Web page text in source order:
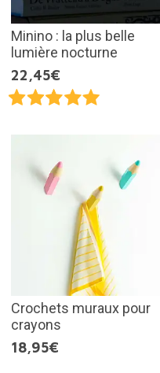
Minino : la plus belle
lumière nocturne
22,45€
Crochets muraux pour
crayons
18,95€